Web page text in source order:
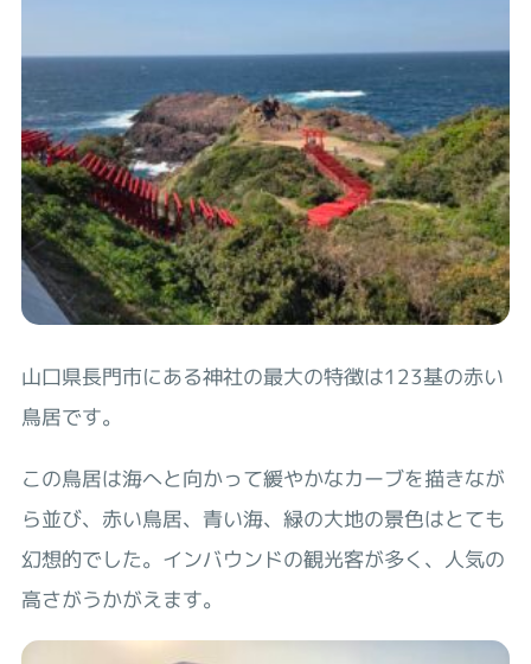
山口県長門市にある神社の最大の特徴は123基の赤い
鳥居です。
この鳥居は海へと向かって緩やかなカーブを描きなが
ら並び、赤い鳥居、青い海、緑の大地の景色はとても
幻想的でした。インバウンドの観光客が多く、人気の
高さがうかがえます。